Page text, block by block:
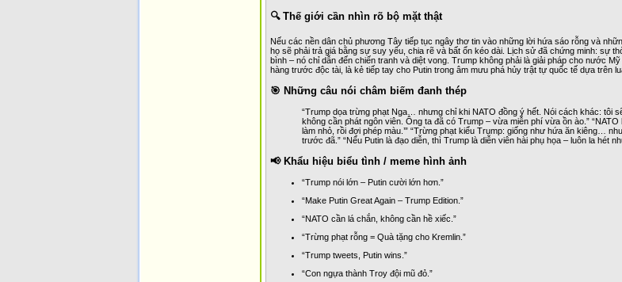
🔍 Thế giới cần nhìn rõ bộ mặt thật
Nếu các nền dân chủ phương Tây tiếp tục ngây thơ tin vào những lời hứa sáo rỗng và
họ sẽ phải trả giá bằng sự suy yếu, chia rẽ và bất ổn kéo dài. Lịch sử đã chứng minh: sự
bình – nó chỉ dẫn đến chiến tranh và diệt vong. Trump không phải là giải pháp cho nước
hàng trước độc tài, là kẻ tiếp tay cho Putin trong âm mưu phá hủy trật tự quốc tế dựa trên
🎯 Những câu nói châm biếm đanh thép
“Trump dọa trừng phạt Nga… nhưng chỉ khi NATO đồng ý hết. Nói cách khác: tôi
không cần phát ngôn viên. Ông ta đã có Trump – vừa miễn phí vừa ồn ào.” “NATO
làm nhỏ, rồi đợi phép màu.’” “Trừng phạt kiểu Trump: giống như hứa ăn kiêng…
trước đã.” “Nếu Putin là đạo diễn, thì Trump là diễn viên hài phụ họa – luôn la hét
📢 Khẩu hiệu biểu tình / meme hình ảnh
“Trump nói lớn – Putin cười lớn hơn.”
“Make Putin Great Again – Trump Edition.”
“NATO cần lá chắn, không cần hề xiếc.”
“Trừng phạt rỗng = Quà tặng cho Kremlin.”
“Trump tweets, Putin wins.”
“Con ngựa thành Troy đội mũ đỏ.”